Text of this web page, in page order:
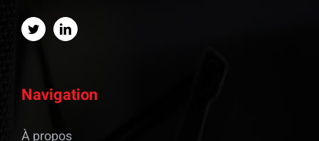
Navigation
À propos